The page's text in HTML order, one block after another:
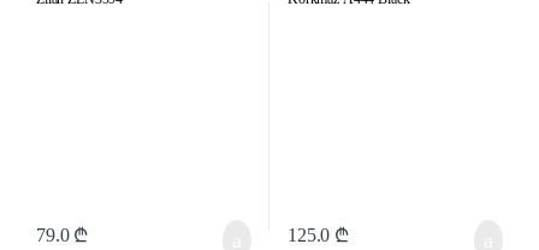
79.0₾ 125.0 ₾